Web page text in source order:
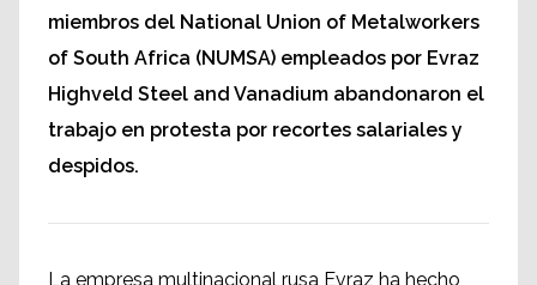
miembros del National Union of Metalworkers
of South Africa (NUMSA) empleados por Evraz
Highveld Steel and Vanadium abandonaron el
trabajo en protesta por recortes salariales y
despidos.
La empresa multinacional rusa Evraz ha hecho